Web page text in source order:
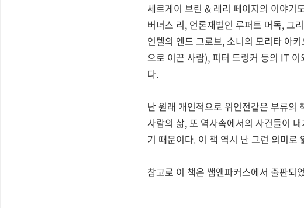
세르게이 브린 & 레리 페이지의 이야기
버너스 리, 언론재벌인 루퍼트 머독, 그
인텔의 앤드 그로브, 소니의 모리타 아
으로 이끈 사람), 피터 드렁커 등의 IT
다.
난 원래 개인적으로 위인전같은 부류의
사람의 삶, 또 역사속에서의 사건들이
기 때문이다. 이 책 역시 난 그런 의미
참고로 이 책은 쌤앤파커스에서 출판되